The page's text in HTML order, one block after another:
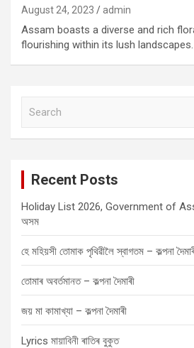
August 24, 2023 admin
Assam boasts a diverse and rich
flourishing within its lush
Recent Posts
Holiday List 2026, Government of
অসম
হে মহিয়সী তোমাক পৃথিৱীলৈ স্বাগতম – কল্পনা
তোমাৰ অবৰ্তমানত – কল্পনা দৈমাৰী
জয় মা কামাখ্যা – কল্পনা দৈমাৰী
Lyrics মায়াবিনী ৰাতিৰ বুকুত